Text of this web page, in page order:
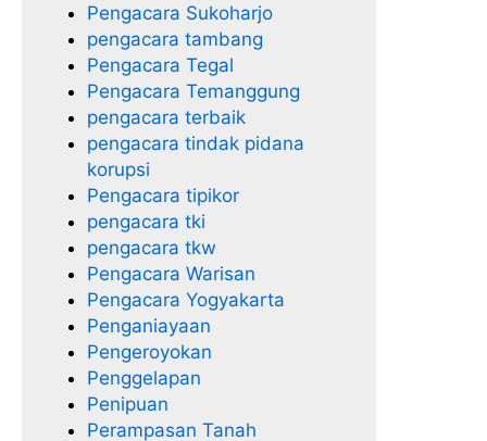
Pengacara Sukoharjo
pengacara tambang
Pengacara Tegal
Pengacara Temanggung
pengacara terbaik
pengacara tindak pidana
korupsi
Pengacara tipikor
pengacara tki
pengacara tkw
Pengacara Warisan
Pengacara Yogyakarta
Penganiayaan
Pengeroyokan
Penggelapan
Penipuan
Perampasan Tanah